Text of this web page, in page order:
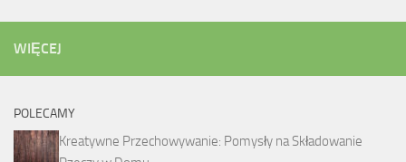
WIĘCEJ
POLECAMY
Kreatywne Przechowywanie: Pomysły na Składowanie